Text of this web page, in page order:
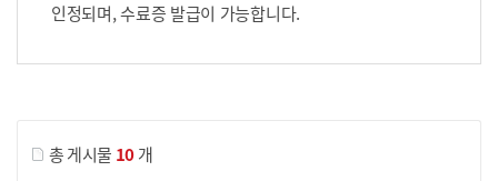
인정되며, 수료증 발급이 가능합니다.
총 게시물 10개